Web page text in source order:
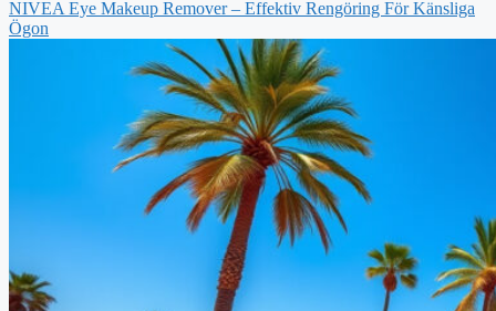
NIVEA Eye Makeup Remover – Effektiv Rengöring För Känsliga
Ögon